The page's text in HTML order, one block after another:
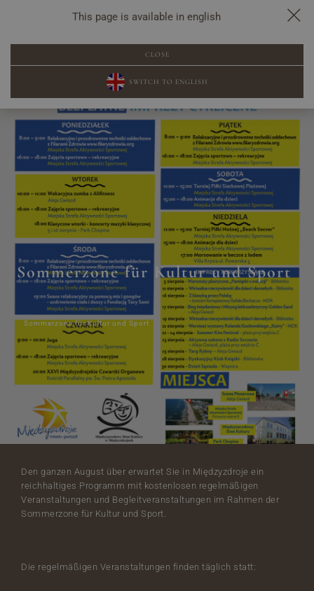
POPUP-BUCHUNG
Sommerzone für Kultur und Sport
Sommerzone für Kultur und Sport
Den ganzen August über erwartet Sie in Międzyzdroje ein
reichhaltiges Programm mit kostenlosen regelmäßigen
Veranstaltungen und Begleitveranstaltungen im Rahmen der
Sommerzone für Kultur und Sport.
Die regelmäßigen Veranstaltungen finden täglich statt:
This page is available in english
CLOSE
SWITCH TO ENGLISH